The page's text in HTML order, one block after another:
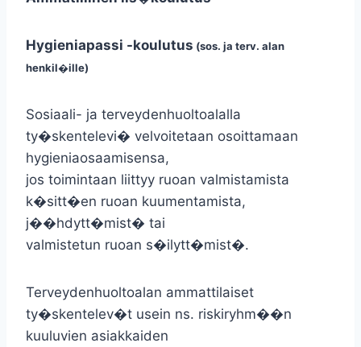
Hygieniapassi -koulutus (sos. ja terv. alan
henkil�ille)
Sosiaali- ja terveydenhuoltoalalla
ty�skentelevi� velvoitetaan osoittamaan
hygieniaosaamisensa,
jos toimintaan liittyy ruoan valmistamista
k�sitt�en ruoan kuumentamista,
j��hdytt�mist� tai
valmistetun ruoan s�ilytt�mist�.
Terveydenhuoltoalan ammattilaiset
ty�skentelev�t usein ns. riskiryhm��n
kuuluvien asiakkaiden